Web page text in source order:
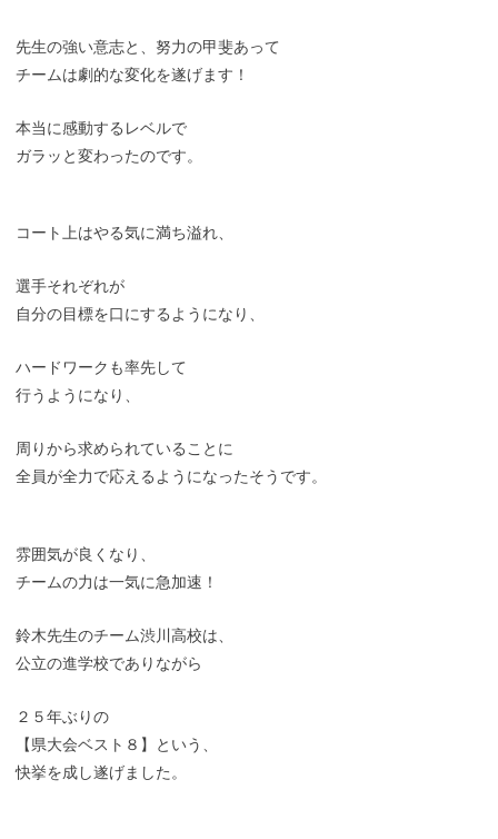
先生の強い意志と、努力の甲斐あって
チームは劇的な変化を遂げます！
本当に感動するレベルで
ガラッと変わったのです。
コート上はやる気に満ち溢れ、
選手それぞれが
自分の目標を口にするようになり、
ハードワークも率先して
行うようになり、
周りから求められていることに
全員が全力で応えるようになったそうです。
雰囲気が良くなり、
チームの力は一気に急加速！
鈴木先生のチーム渋川高校は、
公立の進学校でありながら
２５年ぶりの
【県大会ベスト８】という、
快挙を成し遂げました。